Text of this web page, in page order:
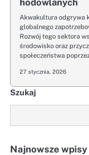
hodowlanych
Akwakultura odgrywa
globalnego
Rozwój tego sektora
środowisko oraz
społeczeństwa
27 stycznia, 2026
Szukaj
Najnowsze wpisy